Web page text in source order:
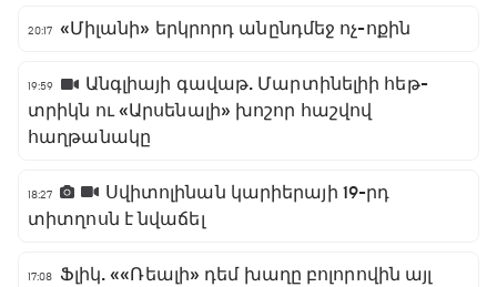
20:17 «Միլանի» երկրորդ անընդմեջ ոչ-ոքին
19:59
Անգլիայի գավաթ. Մարտինելիի հեթ-
տրիկն ու «Արսենալի» խոշոր հաշվով
հաղթանակը
18:27
Սվիտոլինան կարիերայի 19-րդ
տիտղոսն է նվաճել
17:08 Ֆլիկ. ««Ռեալի» դեմ խաղը բոլորովին այլ